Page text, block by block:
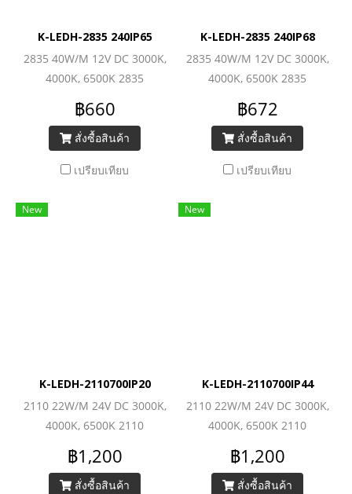
K-LEDH-2835 240IP65
2835 40W/M 12V DC 3000K,
4000K, 6500K 2835
(240LEDs/M) 6240lm/M
฿660
สั่งซื้อสินค้า
เปรียบเทียบ
K-LEDH-2835 240IP68
2835 40W/M 12V DC 3000K,
4000K, 6500K 2835
(240LEDs/M) 6240lm/M
฿672
สั่งซื้อสินค้า
เปรียบเทียบ
New
K-LEDH-2110700IP20
2110 22W/M 24V DC 3000K,
4000K, 6500K 2110
(700LEDs/M) 1560lm/M
฿1,200
สั่งซื้อสินค้า
New
K-LEDH-2110700IP44
2110 22W/M 24V DC 3000K,
4000K, 6500K 2110
(700LEDs/M) 1560lm/M
฿1,200
สั่งซื้อสินค้า